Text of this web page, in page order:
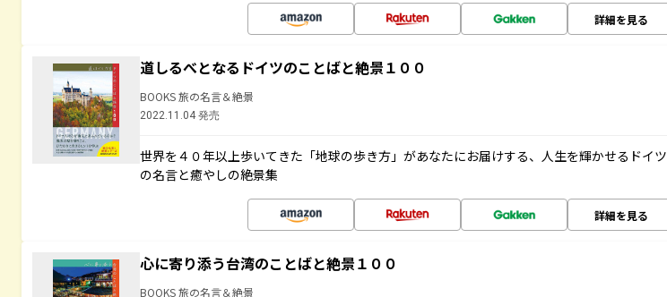
詳細を見る
道しるべとなるドイツのことばと絶景１００
BOOKS 旅の名言＆絶景
2022.11.04 発売
世界を４０年以上歩いてきた「地球の歩き方」があなたにお届けする、人生を輝かせるドイツ
の名言と癒やしの絶景集
詳細を見る
心に寄り添う台湾のことばと絶景１００
BOOKS 旅の名言＆絶景